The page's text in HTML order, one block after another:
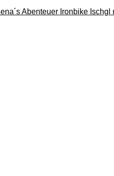
Abenteuer Ironbike Ischgl